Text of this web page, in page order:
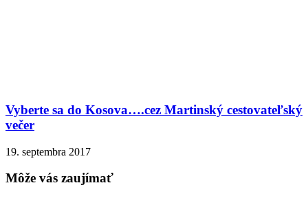
Vyberte sa do Kosova….cez Martinský cestovateľský
večer
19. septembra 2017
Môže vás zaujímať